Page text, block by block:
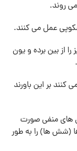
عمل می کنند.
از بین برده و یون
کنند بر این باورند
های منفی صورت
ها (شش ها) را به طور